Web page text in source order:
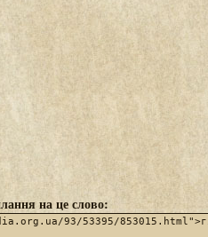
на це слово: